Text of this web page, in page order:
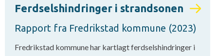
Ferdselshindringer i strandsonen
Rapport fra Fredrikstad kommune (2023)
Fredrikstad kommune har kartlagt ferdselshindringer i